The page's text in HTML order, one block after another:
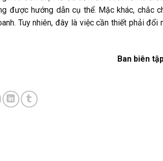
được hướng dẫn cụ thể. Mặc khác, chắc
Tuy nhiên, đây là việc cần thiết phải đổi
Ban biên